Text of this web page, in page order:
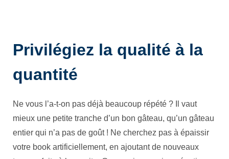
Privilégiez la qualité à la
quantité
Ne vous l’a-t-on pas déjà beaucoup répété ? Il vaut
mieux une petite tranche d’un bon gâteau, qu’un gâteau
entier qui n’a pas de goût ! Ne cherchez pas à épaissir
votre book artificiellement, en ajoutant de nouveaux